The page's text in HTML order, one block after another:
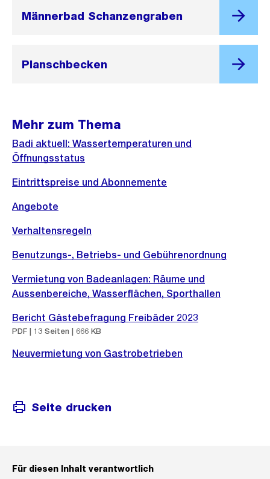
Männerbad Schanzengraben
Planschbecken
Mehr zum Thema
Badi aktuell: Wassertemperaturen und
Öffnungsstatus
Eintrittspreise und Abonnemente
Angebote
Verhaltensregeln
Benutzungs-, Betriebs- und Gebührenordnung
Vermietung von Badeanlagen: Räume und
Aussenbereiche, Wasserflächen, Sporthallen
Bericht Gästebefragung Freibäder 2023
PDF | 13 Seiten | 666 KB
Neuvermietung von Gastrobetrieben
Seite drucken
Für diesen Inhalt verantwortlich